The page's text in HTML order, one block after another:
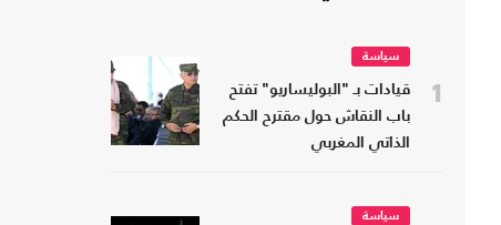
1
سياسة
قيادات بـ "البوليساريو" تفتح
باب النقاش حول مقترح الحكم
الذاتي المغربي
سياسة